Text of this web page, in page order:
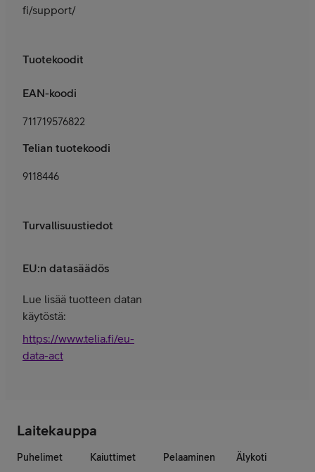
fi/support/
Tuotekoodit
EAN-koodi
711719576822
Telian tuotekoodi
9118446
Turvallisuustiedot
EU:n datasäädös
Lue lisää tuotteen datan
käytöstä:
https://www.telia.fi/eu-
data-act
Laitekauppa
Puhelimet Kaiuttimet Pelaaminen Älykoti